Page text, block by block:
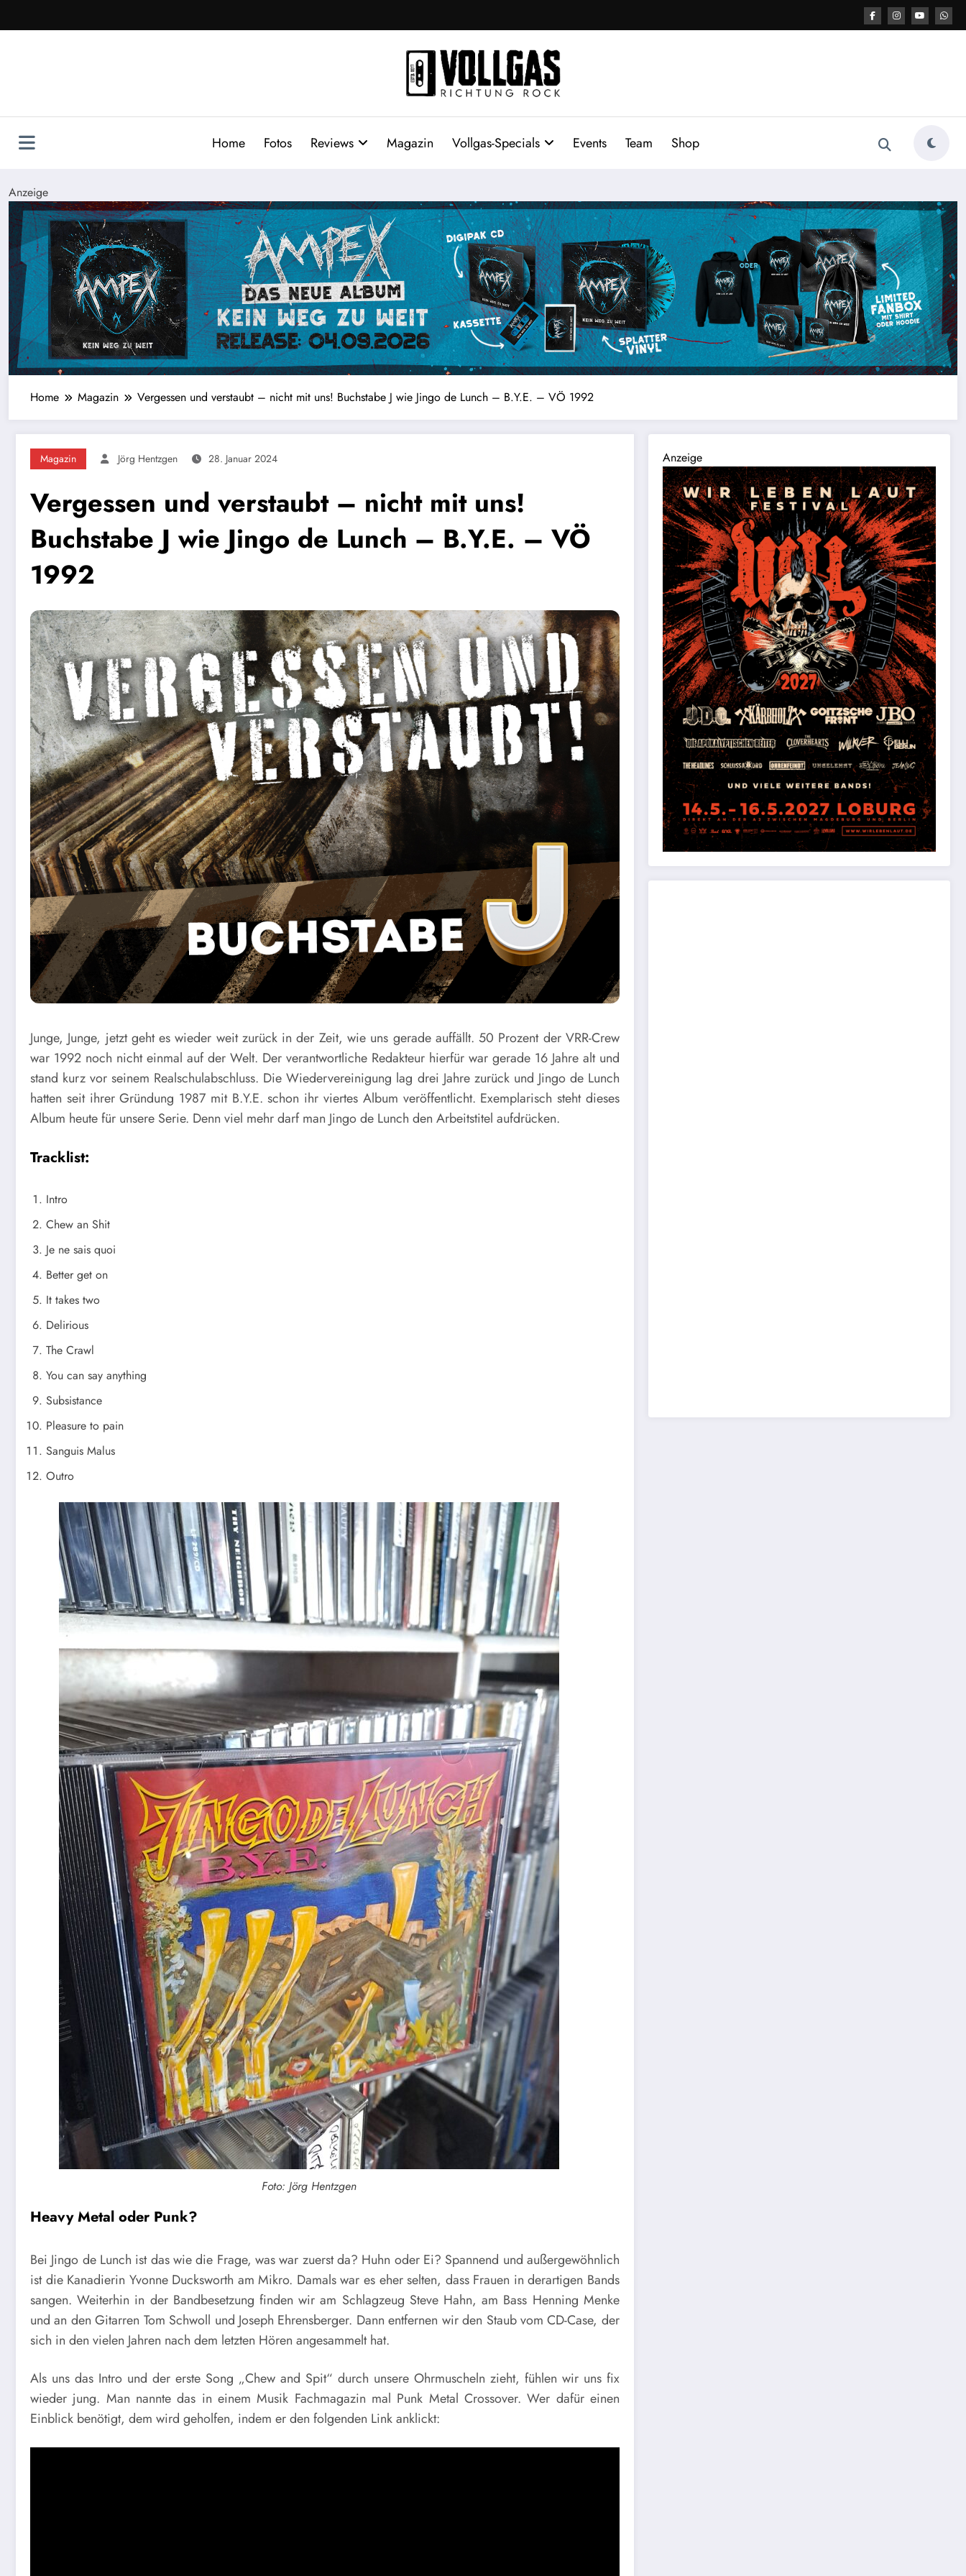
Inhalt
Home Fotos Reviews Magazin Vollgas-Specials Events Team Shop
Anzeige
Home Magazin Vergessen und verstaubt – nicht mit uns! Buchstabe J wie Jingo de Lunch – B.Y.E. – VÖ 1992
Magazin Jörg Hentzgen 28. Januar 2024
Vergessen und verstaubt – nicht mit uns!
Buchstabe J wie Jingo de Lunch – B.Y.E. – VÖ
1992
Junge, Junge, jetzt geht es wieder weit zurück in der Zeit, wie uns gerade auffällt. 50 Prozent der VRR-Crew
war 1992 noch nicht einmal auf der Welt. Der verantwortliche Redakteur hierfür war gerade 16 Jahre alt und
stand kurz vor seinem Realschulabschluss. Die Wiedervereinigung lag drei Jahre zurück und Jingo de Lunch
hatten seit ihrer Gründung 1987 mit B.Y.E. schon ihr viertes Album veröffentlicht. Exemplarisch steht dieses
Album heute für unsere Serie. Denn viel mehr darf man Jingo de Lunch den Arbeitstitel aufdrücken.
Tracklist:
Intro
Chew an Shit
Je ne sais quoi
Better get on
It takes two
Delirious
The Crawl
You can say anything
Subsistance
Pleasure to pain
Sanguis Malus
Outro
Foto: Jörg Hentzgen
Heavy Metal oder Punk?
Bei Jingo de Lunch ist das wie die Frage, was war zuerst da? Huhn oder Ei? Spannend und außergewöhnlich
ist die Kanadierin Yvonne Ducksworth am Mikro. Damals war es eher selten, dass Frauen in derartigen Bands
sangen. Weiterhin in der Bandbesetzung finden wir am Schlagzeug Steve Hahn, am Bass Henning Menke
und an den Gitarren Tom Schwoll und Joseph Ehrensberger. Dann entfernen wir den Staub vom CD-Case, der
sich in den vielen Jahren nach dem letzten Hören angesammelt hat.
Als uns das Intro und der erste Song „Chew and Spit“ durch unsere Ohrmuscheln zieht, fühlen wir uns fix
wieder jung. Man nannte das in einem Musik Fachmagazin mal Punk Metal Crossover. Wer dafür einen
Einblick benötigt, dem wird geholfen, indem er den folgenden Link anklickt:
Anzeige